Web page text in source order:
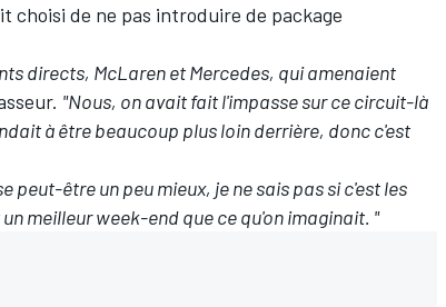
choisi de ne pas introduire de package
directs, McLarenet Mercedes, qui amenaient
"Nous, on avait fait l'impasse sur ce circuit-là
à être beaucoup plus loin derrière, donc c'est
être un peu mieux, je ne sais pas si c'est les
meilleur week-end que ce qu'on imaginait. "